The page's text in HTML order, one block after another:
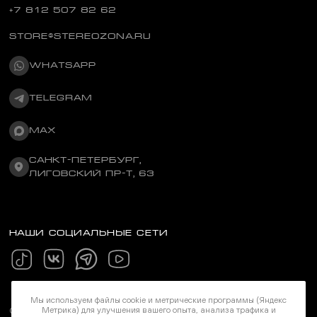
+7 812 507 82 62
STORE@STEREOZONA.RU
WHATSAPP
TELEGRAM
MAX
САНКТ-ПЕТЕРБУРГ,
ЛИГОВСКИЙ ПР-Т, 63
НАШИ СОЦИАЛЬНЫЕ СЕТИ
©Stereozona 2026. Все права защищены
Мы используем файлы cookie и метрические программы (Яндекс
Метрика) для улучшения вашего опыта, анализа трафика и